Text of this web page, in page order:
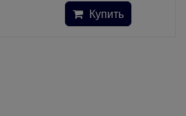
Купить